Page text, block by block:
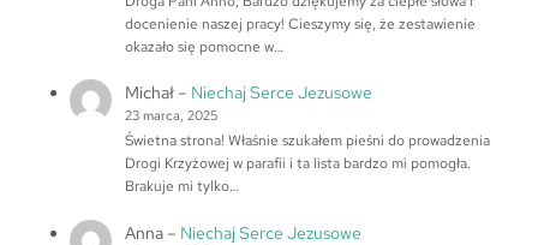
docenienie naszej pracy! Cieszymy się, że zestawienie
okazało się pomocne w…
Michał– Niechaj Serce Jezusowe
23 marca, 2025
Świetna strona! Właśnie szukałem pieśni do prowadzenia
Drogi Krzyżowej w parafii i ta lista bardzo mi pomogła.
Brakuje mi tylko…
Anna– Niechaj Serce Jezusowe